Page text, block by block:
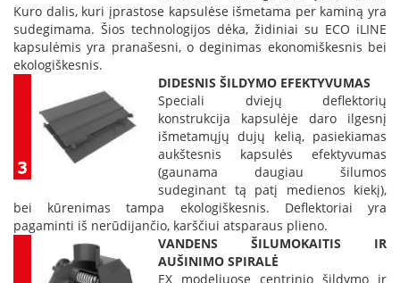
Ž
i
d
i
k
a
i
Kuro dalis, kuri įprastose kapsulėse išmetama per kaminą yra
sudegimama. Šios technologijos dėka, židiniai su ECO iLINE
kapsulėmis yra pranašesni, o deginimas ekonomiškesnis bei
ekologiškesnis.
DIDESNIS ŠILDYMO EFEKTYVUMAS
Speciali dviejų deflektorių
konstrukcija kapsulėje daro ilgesnį
išmetamųjų dujų kelią, pasiekiamas
aukštesnis kapsulės efektyvumas
(gaunama daugiau šilumos
sudeginant tą patį medienos kiekį),
bei kūrenimas tampa ekologiškesnis. Deflektoriai yra
pagaminti iš nerūdijančio, karščiui atsparaus plieno.
VANDENS ŠILUMOKAITIS IR
AUŠINIMO SPIRALĖ
EX modeliuose centrinio šildymo ir